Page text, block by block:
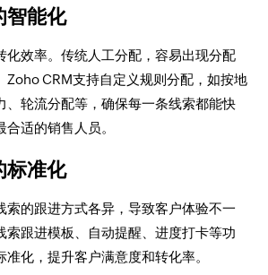
智能化
化效率。传统人工分配，容易出现分配
Zoho CRM支持自定义规则分配，如按地
、轮流分配等，确保每一条线索都能快
适的销售人员。
标准化
索的跟进方式各异，导致客户体验不一
索跟进模板、自动提醒、进度打卡等功
化，提升客户满意度和转化率。